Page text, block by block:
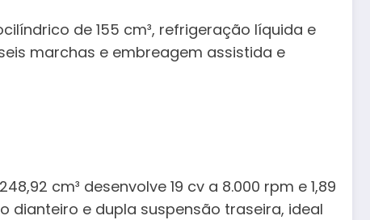
de 155 cm³, refrigeração líquida e
marchas e embreagem assistida e
cm³ desenvolve 19 cv a 8.000 rpm e 1,89
dianteiro e dupla suspensão traseira, ideal